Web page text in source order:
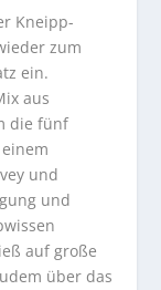
Kneipp-
zum
ein.
aus
die fünf
und
und
auf große
über das